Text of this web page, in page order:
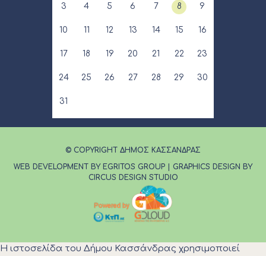
3 4 5 6 7 8 9
10 11 12 13 14 15 16
17 18 19 20 21 22 23
24 25 26 27 28 29 30
31
© COPYRIGHT ΔΗΜΟΣ ΚΑΣΣΑΝΔΡΑΣ
WEB DEVELOPMENT BY EGRITOS GROUP
GRAPHICS DESIGN BY
CIRCUS DESIGN STUDIO
Η ιστοσελίδα του Δήμου Κασσάνδρας χρησιμοποιεί